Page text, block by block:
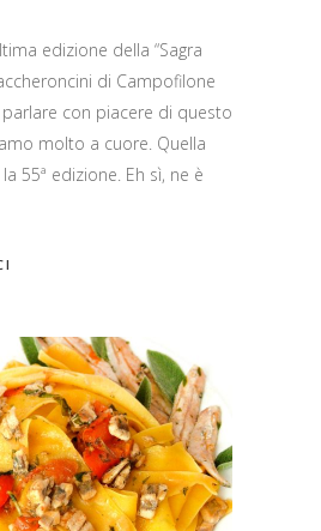
edizione della “Sagra
di Campofilone
parlare con piacere di questo
molto a cuore. Quella
55ª edizione. Eh sì, ne è